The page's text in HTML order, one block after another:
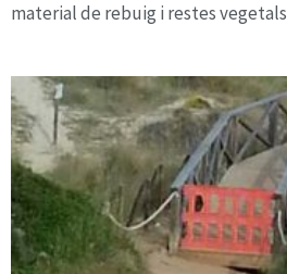
material de rebuig i restes vegetals